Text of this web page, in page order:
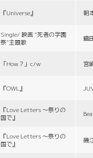
『Universe』 朝
Single/ 映画 “死者の学園
祭”主題歌
織
「How？」c/w 宮
『OWL』
『Love Letters 〜祭りの
国で』
『Love Letters 〜祭りの
国で』
磯